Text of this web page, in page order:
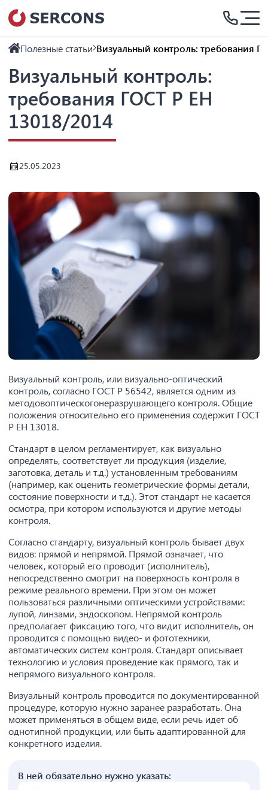
Полезные статьи Визуальный контроль: требования
Визуальный контроль:
требования ГОСТ Р ЕН
13018/2014
25.05.2023
Визуальный контроль, или визуально-оптический
контроль, согласно ГОСТ Р 56542, является одним из
методовоптическогонеразрушающего контроля. Общие
положения относительно его применения содержит ГОСТ
Р ЕН 13018.
Стандарт в целом регламентирует, как визуально
определять, соответствует ли продукция (изделие,
заготовка, деталь и т.д.) установленным требованиям
(например, как оценить геометрические формы детали,
состояние поверхности и т.д.). Этот стандарт не касается
осмотра, при котором используются и другие методы
контроля.
Согласно стандарту, визуальный контроль бывает двух
видов: прямой и непрямой. Прямой означает, что
человек, который его проводит (исполнитель),
непосредственно смотрит на поверхность контроля в
режиме реального времени. При этом он может
пользоваться различными оптическими устройствами:
лупой, линзами, эндоскопом. Непрямой контроль
предполагает фиксацию того, что видит исполнитель, он
проводится с помощью видео- и фототехники,
автоматических систем контроля. Стандарт описывает
технологию и условия проведение как прямого, так и
непрямого визуального контроля.
Визуальный контроль проводится по документированной
процедуре, которую нужно заранее разработать. Она
может применяться в общем виде, если речь идет об
однотипной продукции, или быть адаптированной для
конкретного изделия.
В ней обязательно нужно указать: